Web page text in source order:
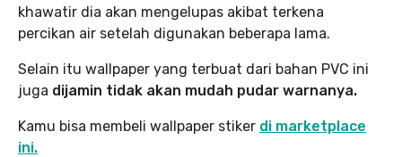
khawatir dia akan mengelupas akibat terkena
percikan air setelah digunakan beberapa lama.
Selain itu wallpaper yang terbuat dari bahan PVC ini
juga dijamin tidak akan mudah pudar warnanya.
Kamu bisa membeli wallpaper stiker di marketplace
ini.